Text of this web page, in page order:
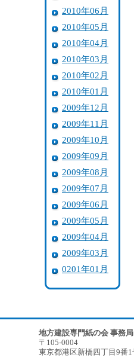
2010年06月
2010年05月
2010年04月
2010年03月
2010年02月
2010年01月
2009年12月
2009年11月
2009年10月
2009年09月
2009年08月
2009年07月
2009年06月
2009年05月
2009年04月
2009年03月
0201年01月
地方建設専門紙の会 事務局
〒105-0004
東京都港区新橋四丁目9番